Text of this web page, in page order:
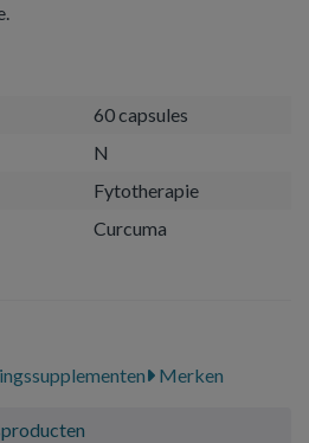
60 capsules
N
Fytotherapie
Curcuma
Merken